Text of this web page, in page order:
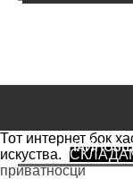
Тот интернет бок
искуства.
приватносци